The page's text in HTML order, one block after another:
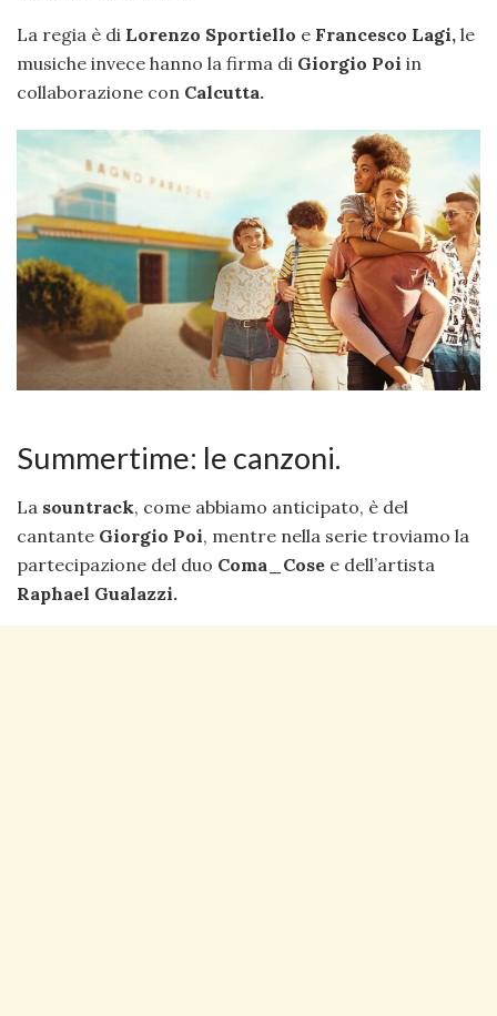
La regia è di Lorenzo Sportiello e Francesco Lagi, le
musiche invece hanno la firma di Giorgio Poi in
collaborazione con Calcutta.
Summertime: le canzoni.
La sountrack, come abbiamo anticipato, è del
cantante Giorgio Poi, mentre nella serie troviamo la
partecipazione del duo Coma_Cose e dell’artista
Raphael Gualazzi.